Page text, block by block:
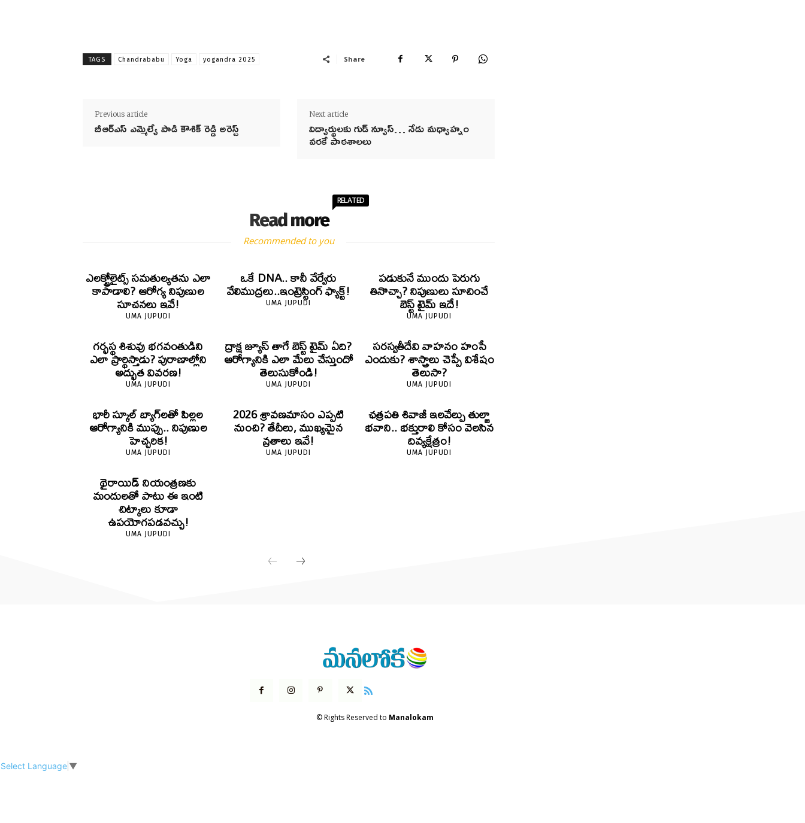
TAGS Chandrababu Yoga yogandra 2025 Share
Previous article
బీఆర్ఎస్ ఎమ్మెల్యే పాడి కౌశిక్ రెడ్డి అరెస్ట్
Next article
విద్యార్థులకు గుడ్ న్యూస్… నేడు మధ్యాహ్నం
వరకే పాఠశాలలు
Read more
RELATED
Recommended to you
ఎలక్ట్రోలైట్స్ సమతుల్యతను ఎలా
కాపాడాలి? ఆరోగ్య నిపుణుల
సూచనలు ఇవే!
UMA JUPUDI
ఒకే DNA.. కానీ వేర్వేరు
వేలిముద్రలు..ఇంట్రెస్టింగ్ ఫ్యాక్ట్!
UMA JUPUDI
పడుకునే ముందు పెరుగు
తినొచ్చా? నిపుణులు సూచించే
బెస్ట్ టైమ్ ఇదే!
UMA JUPUDI
గర్భస్థ శిశువు భగవంతుడిని
ఎలా ప్రార్థిస్తాడు? పురాణాల్లోని
అద్భుత వివరణ!
UMA JUPUDI
ద్రాక్ష జ్యూస్ తాగే బెస్ట్ టైమ్ ఏది?
ఆరోగ్యానికి ఎలా మేలు చేస్తుందో
తెలుసుకోండి!
UMA JUPUDI
సరస్వతీదేవి వాహనం హంసే
ఎందుకు? శాస్త్రాలు చెప్పే విశేషం
తెలుసా?
UMA JUPUDI
భారీ స్కూల్ బ్యాగ్‌లతో పిల్లల
ఆరోగ్యానికి ముప్పు.. నిపుణుల
హెచ్చరిక!
UMA JUPUDI
2026 శ్రావణమాసం ఎప్పటి
నుంచి? తేదీలు, ముఖ్యమైన
వ్రతాలు ఇవే!
UMA JUPUDI
ఛత్రపతి శివాజీ ఇలవేల్పు తుల్జా
భవాని.. భక్తురాలి కోసం వెలసిన
దివ్యక్షేత్రం!
UMA JUPUDI
థైరాయిడ్ నియంత్రణకు
మందులతో పాటు ఈ ఇంటి
చిట్కాలు కూడా
ఉపయోగపడవచ్చు!
UMA JUPUDI
© Rights Reserved to Manalokam
Select Language ▼